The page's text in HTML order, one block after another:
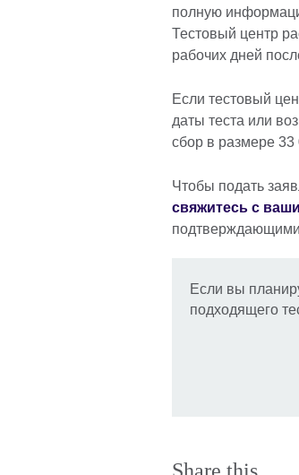
полную
Тестовый центр
рабочих дней
Если тестовый
даты теста или
сбор в размере 33
Чтобы подать
свяжитесь с
Если вы
подходящего